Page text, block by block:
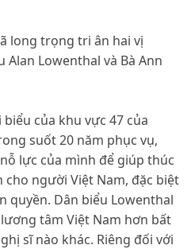
long trọng tri ân hai vị
Alan Lowenthal và Bà Ann
biểu của khu vực 47 của
suốt 20 năm phục vụ,
lực của mình để giúp thúc
cho người Việt Nam, đặc biệt
quyền. Dân biểu Lowenthal
tâm Việt Nam hơn bất
sĩ nào khác. Riêng đối với